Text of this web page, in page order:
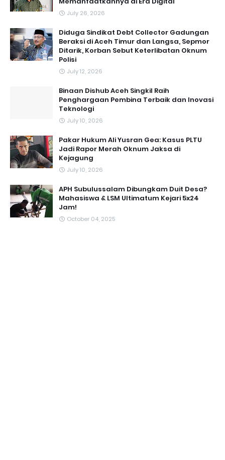
July 26, 2026
Diduga Sindikat Debt Collector Gadungan
Beraksi di Aceh Timur dan Langsa, Sepmor
Ditarik, Korban Sebut Keterlibatan Oknum
Polisi
July 12, 2026
Binaan Dishub Aceh Singkil Raih
Penghargaan Pembina Terbaik dan Inovasi
Teknologi
July 10, 2026
Pakar Hukum Ali Yusran Gea: Kasus PLTU
Jadi Rapor Merah Oknum Jaksa di
Kejagung
July 10, 2026
APH Subulussalam Dibungkam Duit Desa?
Mahasiswa & LSM Ultimatum Kejari 5x24
Jam!
October 04, 2025